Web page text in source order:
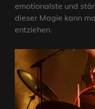
emotionalste und
dieser Magie kann
entziehen.